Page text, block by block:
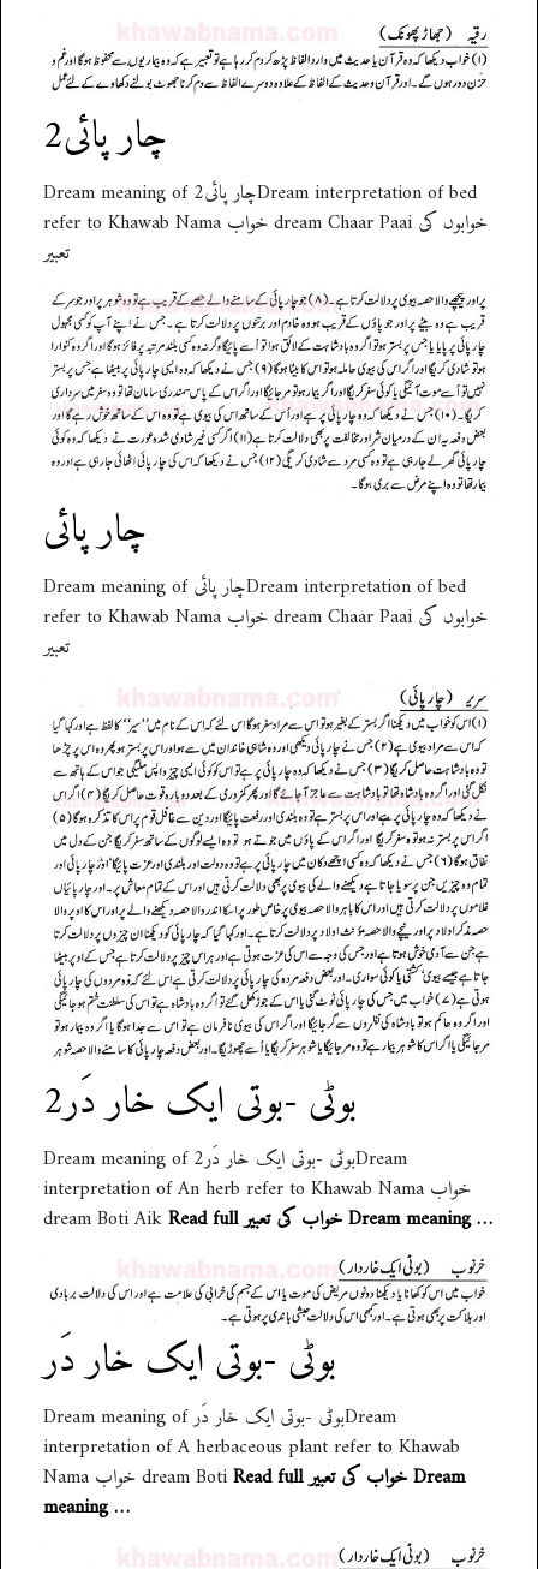
چار پائی2
Dream meaning of چار پائی2Dream interpretation of bed
refer to Khawab Nama خواب dream Chaar Paai خوابوں کی
تعبیر
چار پائی
Dream meaning of چار پائیDream interpretation of bed
refer to Khawab Nama خواب dream Chaar Paai خوابوں کی
تعبیر
بوٹی -بوتی ایک خار دَر2
Dream meaning of بوٹی -بوتی ایک خار دَر2Dream
interpretation of An herb refer to Khawab Nama خواب
dream Boti Aik
Read full خواب کی تعبیر Dream meaning …
بوٹی -بوتی ایک خار دَر
Dream meaning of بوٹی -بوتی ایک خار دَرDream
interpretation of A herbaceous plant refer to Khawab
Nama خواب dream BotiRead full خواب کی تعبیر Dream
meaning …